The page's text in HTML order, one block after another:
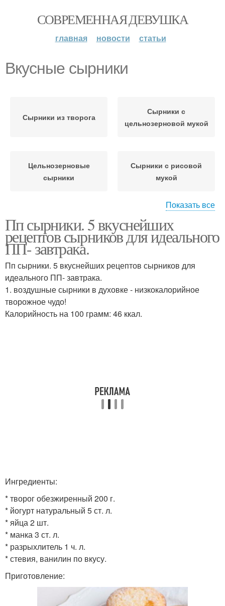
СОВРЕМЕННАЯ ДЕВУШКА
главная новости статьи
Вкусные сырники
Сырники из творога
Сырники с
цельнозерновой мукой
Цельнозерновые
сырники
Сырники с рисовой
мукой
Сырники с протеином Идеальные сырники
Сырники в мультиварке
Показать все
Пп сырники. 5 вкуснейших
рецептов сырников для идеального
ПП- завтрака.
Пп сырники. 5 вкуснейших рецептов сырников для
идеального ПП- завтрака.
1. воздушные сырники в духовке - низкокалорийное
творожное чудо!
Калорийность на 100 грамм: 46 ккал.
Ингредиенты:
* творог обезжиренный 200 г.
* йогурт натуральный 5 ст. л.
* яйца 2 шт.
* манка 3 ст. л.
* разрыхлитель 1 ч. л.
* стевия, ванилин по вкусу.
Приготовление: